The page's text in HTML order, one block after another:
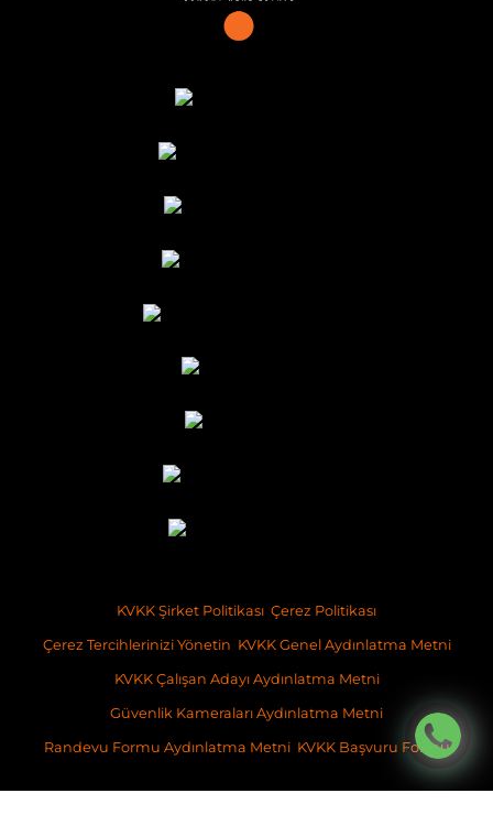
KVKK Şirket Politikası Çerez Politikası
Çerez Tercihlerinizi Yönetin KVKK Genel Aydınlatma Metni
KVKK Çalışan Adayı Aydınlatma Metni
Güvenlik Kameraları Aydınlatma Metni
Randevu Formu Aydınlatma Metni KVKK Başvuru Formu